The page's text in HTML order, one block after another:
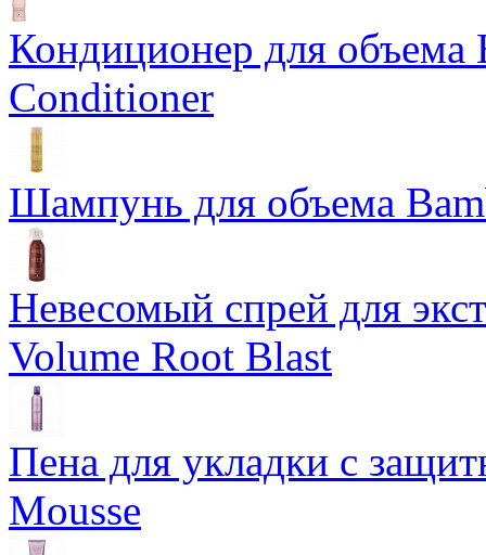
Кондиционер для объема
Conditioner
Шампунь для объема
Невесомый спрей для
Volume Root Blast
Пена для укладки с
Mousse